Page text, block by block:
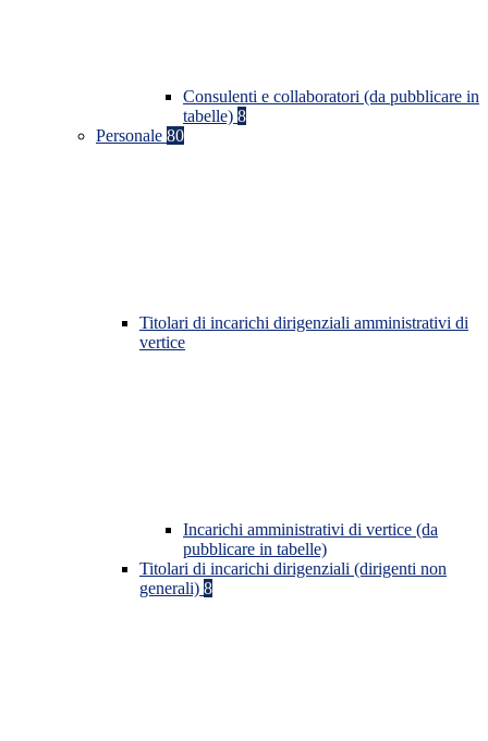
Consulenti e collaboratori (da pubblicare in
tabelle) 8
Personale 80
Titolari di incarichi dirigenziali amministrativi di
vertice
Incarichi amministrativi di vertice (da
pubblicare in tabelle)
Titolari di incarichi dirigenziali (dirigenti non
generali) 8